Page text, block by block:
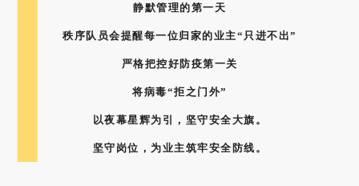
静默管理的第一天
秩序队员会提醒每一位归家的业主“只进不出”
严格把控好防疫第一关
将病毒“拒之门外”
以夜幕星辉为引，坚守安全大旗。
坚守岗位，为业主筑牢安全防线。